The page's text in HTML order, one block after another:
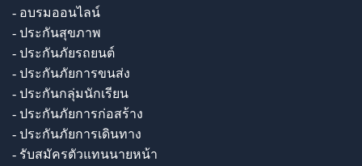
- อบรมออนไลน์
- ประกันสุขภาพ
- ประกันภัยรถยนต์
- ประกันภัยการขนส่ง
- ประกันกลุ่มนักเรียน
- ประกันภัยการก่อสร้าง
- ประกันภัยการเดินทาง
- รับสมัครตัวแทนนายหน้า